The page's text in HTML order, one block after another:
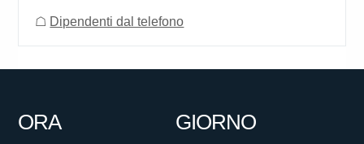
☖ Dipendenti dal telefono
ORA GIORNO